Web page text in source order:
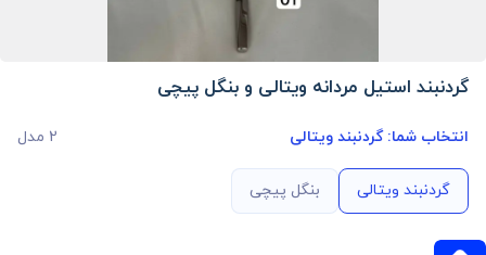
گردنبند استیل مردانه ویتالی و بنگل پیچی
انتخاب شما:گردنبند ویتالی 2 مدل
گردنبند ویتالی بنگل پیچی